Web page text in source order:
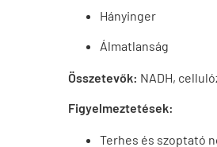
Hányinger
Álmatlanság
Összetevők: NADH,
Figyelmeztetések:
Terhes és szoptató